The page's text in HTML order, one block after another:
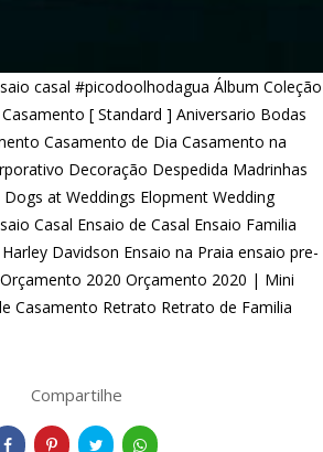
casal #picodoolhodagua Álbum Coleção
[ Standard ] Aniversario Bodas
Casamento de Dia Casamento na
Decoração Despedida Madrinhas
Dogs at Weddings Elopment Wedding
Casal Ensaio de Casal Ensaio Familia
Davidson Ensaio na Praia ensaio pre-
Orçamento 2020 Orçamento 2020 | Mini
Casamento Retrato Retrato de Familia
Compartilhe